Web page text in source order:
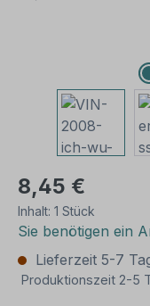
8,45 €
Inhalt: 1 Stück
Sie benötigen ein
Lieferzeit 5-7
Produktionszeit 2-5